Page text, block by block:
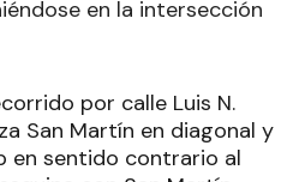
en la intersección
por calle Luis N.
San Martín en diagonal y
en sentido contrario al